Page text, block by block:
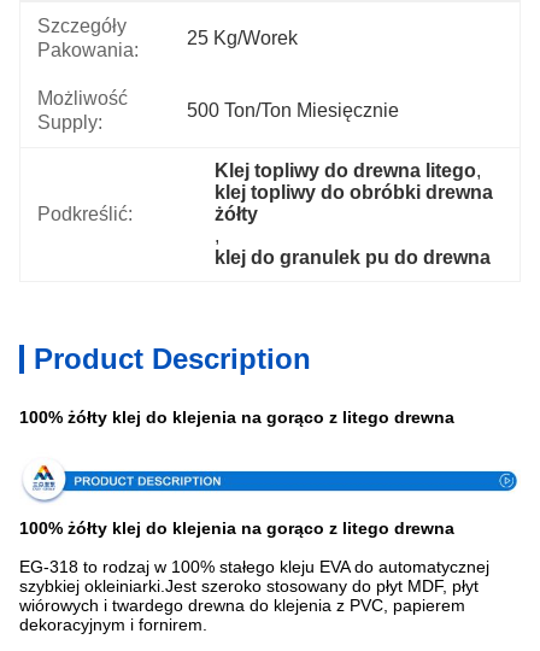
Szczegóły
Pakowania:
25 Kg/worek
Możliwość
Supply:
500 Ton/ton Miesięcznie
Podkreślić:
Klej topliwy do drewna litego,
klej topliwy do obróbki drewna
żółty
,
klej do granulek pu do drewna
Product Description
100% żółty klej do klejenia na gorąco z litego drewna
100% żółty klej do klejenia na gorąco z litego drewna
EG-318 to rodzaj w 100% stałego kleju EVA do automatycznej
szybkiej okleiniarki.Jest szeroko stosowany do płyt MDF, płyt
wiórowych i twardego drewna do klejenia z PVC, papierem
dekoracyjnym i fornirem.